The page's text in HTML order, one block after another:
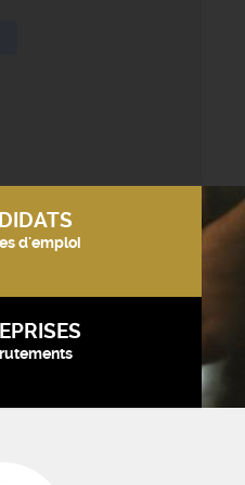
d'emploi